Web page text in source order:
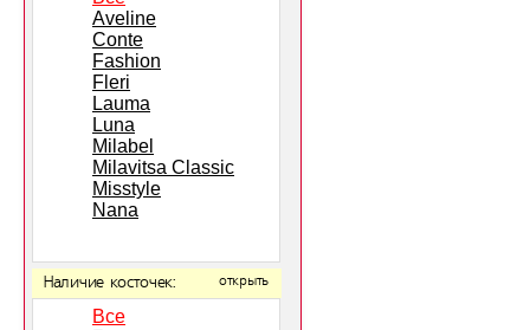
Aveline
Conte
Fashion
Fleri
Lauma
Luna
Milabel
Milavitsa Classic
Misstyle
Nana
Наличие косточек: открыть
Все